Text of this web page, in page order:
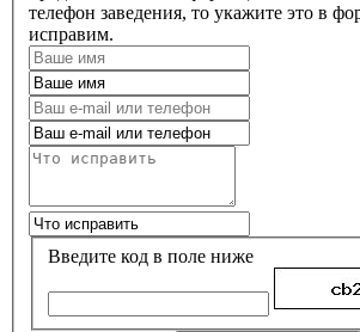
телефон заведения, то укажите это в
исправим.
Введите код в поле ниже